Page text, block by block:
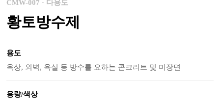
CMW-007 · 다용도
황토방수제
용도
옥상, 외벽, 욕실 등 방수를 요하는 콘크리트 및 미장면
용량/색상